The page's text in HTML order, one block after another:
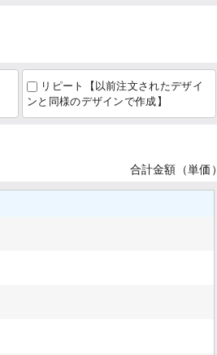
リピート【以前注文されたデザイ
ンと同様のデザインで作成】
合計金額（単価）